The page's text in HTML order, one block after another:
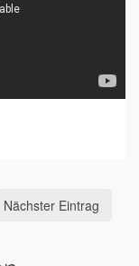
Nächster Eintrag